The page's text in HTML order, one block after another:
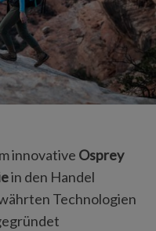
innovative Osprey
in den Handel
Technologien